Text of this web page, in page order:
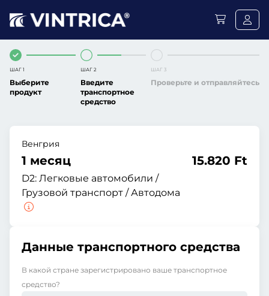
ШАГ 1
Выберите
продукт
ШАГ 2
Введите
транспортное
средство
ШАГ 3
Проверьте и отправляйтесь
Венгрия
1 месяц
D2: Легковые автомобили /
Грузовой транспорт / Автодома
15.820 Ft
Данные транспортного средства
В какой стране зарегистрировано ваше транспортное
средство?